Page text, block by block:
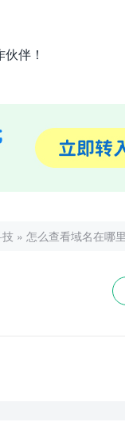
伴！
技 » 怎么查看域名在哪